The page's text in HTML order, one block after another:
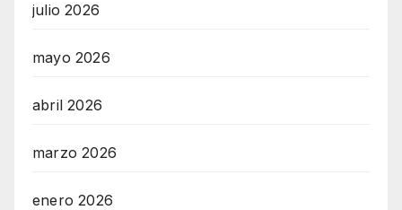
julio 2026
mayo 2026
abril 2026
marzo 2026
enero 2026